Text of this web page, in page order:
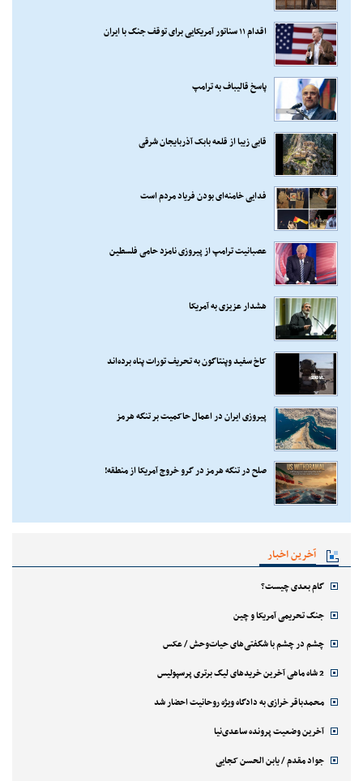
اقدام ۱۱ سناتور آمریکایی برای توقف جنگ با ایران
پاسخ قالیباف به ترامپ
قابی زیبا از قلعه بابک آذربایجان شرقی
فدایی خامنه‌ای بودن فریاد مردم است
عصبانیت ترامپ از پیروزی نامزد حامی فلسطین
هشدار عزیزی به آمریکا
کاخ سفید وپنتاگون به تحریف تورات پناه برده‌اند
پیروزی ایران در اعمال حاکمیت بر تنگه هرمز
صلح در تنگه هرمز در گرو خروج آمریکا از منطقه!
آخرین اخبار
گام بعدی چیست؟
جنگ تحریمی آمریکا و چین
چشم در چشم با شگفتی‌های حیات‌وحش / عکس
2 شاه ماهی آخرین خریدهای لیگ برتری پرسپولیس
محمدباقر خرازی به دادگاه ویژه روحانیت احضار شد
آخرین وضعیت پرونده ساعدی‌نیا
جواد مقدم / یابن الحسن کجایی